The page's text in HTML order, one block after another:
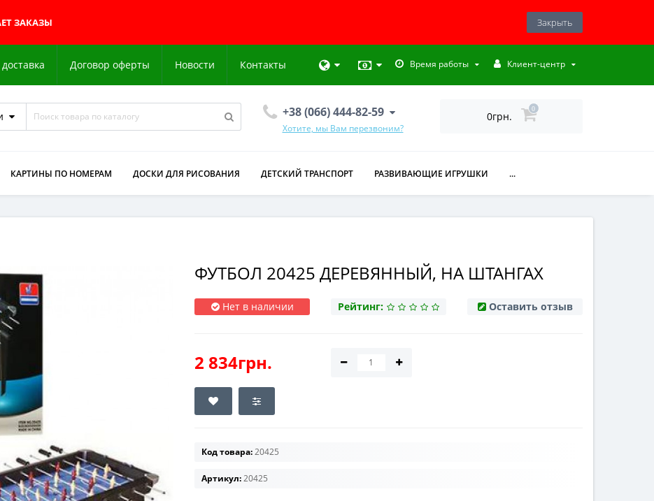
ЗАКАЗЫ Закрыть
Договор оферты Новости Контакты Время работы Клиент-центр
+38 (066) 444-82-59
Хотите, мы Вам перезвоним?
0грн.
0
КАРТИНЫ ПО НОМЕРАМ ДОСКИ ДЛЯ РИСОВАНИЯ ДЕТСКИЙ ТРАНСПОРТ РАЗВИВАЮЩИЕ ИГРУШКИ ...
ФУТБОЛ 20425 ДЕРЕВЯННЫЙ, НА ШТАНГАХ
Нет в наличии Рейтинг: Оставить отзыв
2 834грн.
Код товара:20425
Артикул:20425